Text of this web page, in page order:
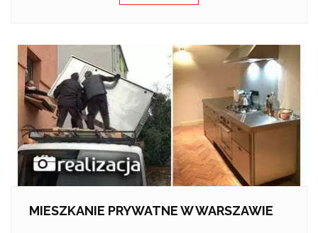
MIESZKANIE PRYWATNE W WARSZAWIE